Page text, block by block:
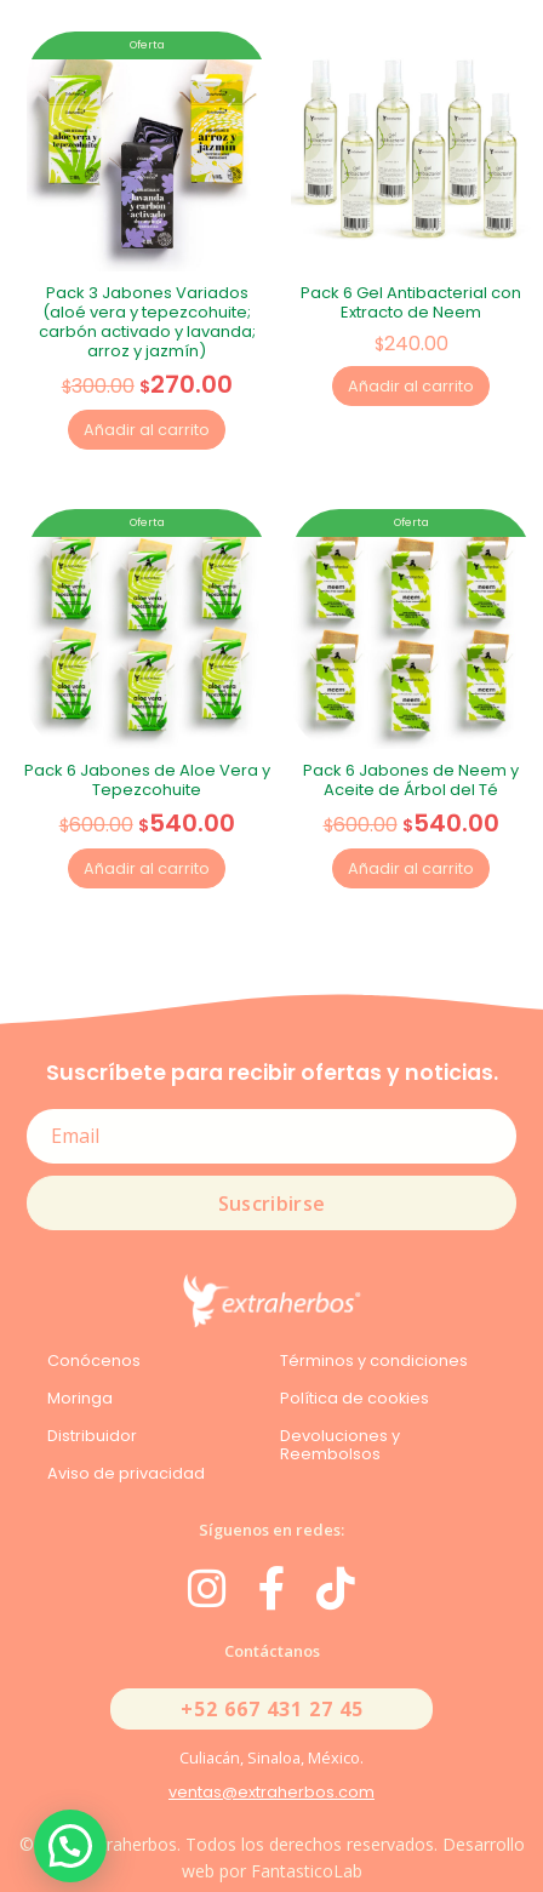
Oferta
Pack 3 Jabones Variados
(aloé vera y tepezcohuite;
carbón activado y lavanda;
arroz y jazmín)
$300.00 $270.00
Añadir al carrito
Pack 6 Gel Antibacterial con
Extracto de Neem
$240.00
Añadir al carrito
Oferta
Pack 6 Jabones de Aloe Vera y
Tepezcohuite
$600.00 $540.00
Añadir al carrito
Oferta
Pack 6 Jabones de Neem y
Aceite de Árbol del Té
$600.00 $540.00
Añadir al carrito
Suscríbete para recibir ofertas y noticias.
Suscribirse
Conócenos
Moringa
Distribuidor
Aviso de privacidad
Términos y condiciones
Política de cookies
Devoluciones y
Reembolsos
Síguenos en redes:
Contáctanos
+52 667 431 27 45
Culiacán, Sinaloa, México.
ventas@extraherbos.com
© 2026 Extraherbos. Todos los derechos reservados. Desarrollo
web por FantasticoLab